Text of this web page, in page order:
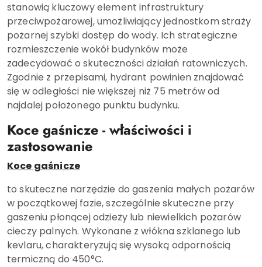
stanowią kluczowy element infrastruktury
przeciwpożarowej, umożliwiający jednostkom straży
pożarnej szybki dostęp do wody. Ich strategiczne
rozmieszczenie wokół budynków może
zadecydować o skuteczności działań ratowniczych.
Zgodnie z przepisami, hydrant powinien znajdować
się w odległości nie większej niż 75 metrów od
najdalej położonego punktu budynku.
Koce gaśnicze - właściwości i
zastosowanie
Koce gaśnicze
to skuteczne narzędzie do gaszenia małych pożarów
w początkowej fazie, szczególnie skuteczne przy
gaszeniu płonącej odzieży lub niewielkich pożarów
cieczy palnych. Wykonane z włókna szklanego lub
kevlaru, charakteryzują się wysoką odpornością
termiczną do 450°C.